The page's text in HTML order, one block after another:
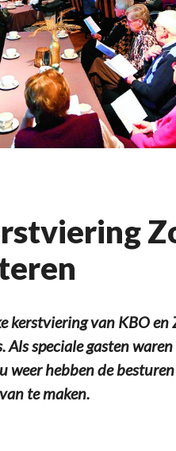
kerstviering van KBO
Als speciale gasten
weer hebben de
te maken.